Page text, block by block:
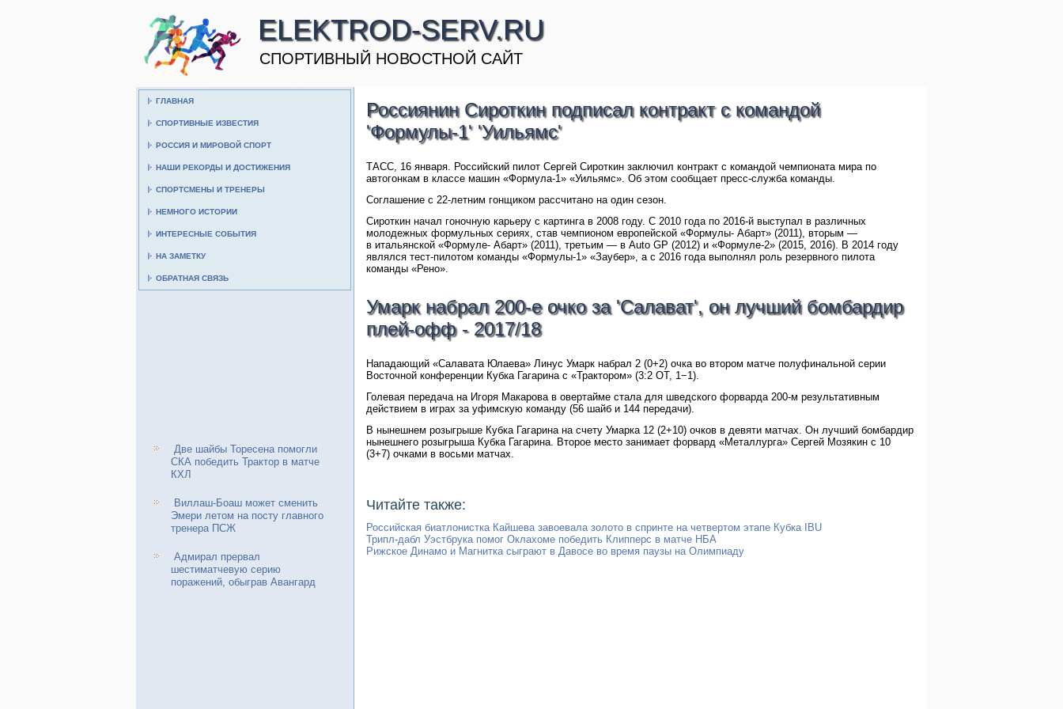
ELEKTROD-SERV.RU
CПОРТИВНЫЙ НОВОСТНОЙ САЙТ
ГЛАВНАЯ
СПОРТИВНЫЕ ИЗВЕСТИЯ
РОССИЯ И МИРОВОЙ СПОРТ
НАШИ РЕКОРДЫ И ДОСТИЖЕНИЯ
СПОРТСМЕНЫ И ТРЕНЕРЫ
НЕМНОГО ИСТОРИИ
ИНТЕРЕСНЫЕ СОБЫТИЯ
НА ЗАМЕТКУ
ОБРАТНАЯ СВЯЗЬ
Две шайбы Торесена помогли
СКА победить Трактор в матче
КХЛ
Виллаш-Боаш может сменить
Эмери летом на посту главного
тренера ПСЖ
Адмирал прервал
шестиматчевую серию
поражений, обыграв Авангард
Россиянин Сироткин подписал контракт с командой
'Формулы-1' 'Уильямс'
ТАСС, 16 января. Российский пилот Сергей Сироткин заключил контракт с командой чемпионата мира по
автогонкам в классе машин «Формула-1» «Уильямс». Об этом сообщает пресс-служба команды.
Соглашение с 22-летним гонщиком рассчитано на один сезон.
Сироткин начал гоночную карьеру с картинга в 2008 году. С 2010 года по 2016-й выступал в различных
молодежных формульных сериях, став чемпионом европейской «Формулы- Абарт» (2011), вторым —
в итальянской «Формуле- Абарт» (2011), третьим — в Auto GP (2012) и «Формуле-2» (2015, 2016). В 2014 году
являлся тест-пилотом команды «Формулы-1» «Заубер», а с 2016 года выполнял роль резервного пилота
команды «Рено».
Умарк набрал 200-е очко за 'Салават', он лучший бомбардир
плей-офф - 2017/18
Нападающий «Салавата Юлаева» Линус Умарк набрал 2 (0+2) очка во втором матче полуфинальной серии
Восточной конференции Кубка Гагарина с «Трактором» (3:2 ОТ, 1−1).
Голевая передача на Игоря Макарова в овертайме стала для шведского форварда 200-м результативным
действием в играх за уфимскую команду (56 шайб и 144 передачи).
В нынешнем розыгрыше Кубка Гагарина на счету Умарка 12 (2+10) очков в девяти матчах. Он лучший бомбардир
нынешнего розыгрыша Кубка Гагарина. Второе место занимает форвард «Металлурга» Сергей Мозякин с 10
(3+7) очками в восьми матчах.
Читайте также:
Российская биатлонистка Кайшева завоевала золото в спринте на четвертом этапе Кубка IBU
Трипл-дабл Уэстбрука помог Оклахоме победить Клипперс в матче НБА
Рижское Динамо и Магнитка сыграют в Давосе во время паузы на Олимпиаду